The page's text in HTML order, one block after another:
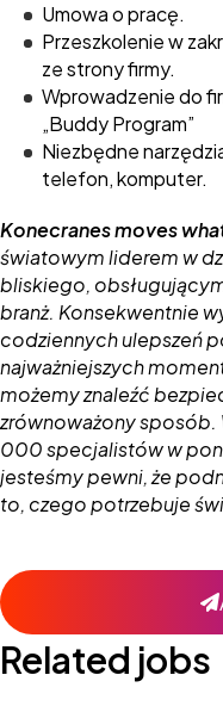
Umowa o pracę.
Przeszkolenie w
ze strony firmy.
Wprowadzenie do
„Buddy Program”
Niezbędne
telefon, komputer.
Konecranes moves
światowym liderem w
bliskiego,
branż. Konsekwentnie
codziennych ulepszeń
najważniejszych
możemy znaleźć
zrównoważony sposób.
000 specjalistów w
jesteśmy pewni, że
to, czego potrzebuje
Related jobs